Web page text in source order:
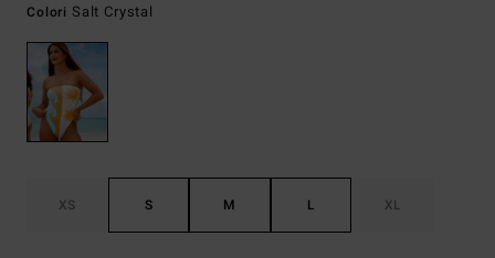
Colori Salt Crystal
XS S M L XL